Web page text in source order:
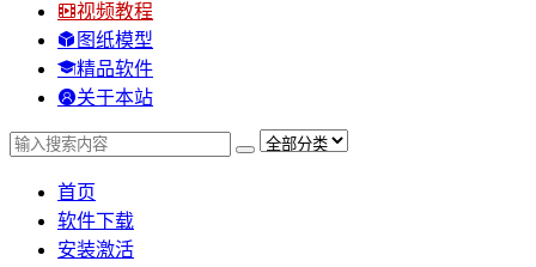
视频教程
图纸模型
精品软件
关于本站
首页
软件下载
安装激活